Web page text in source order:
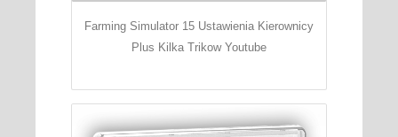
Farming Simulator 15 Ustawienia Kierownicy
Plus Kilka Trikow Youtube